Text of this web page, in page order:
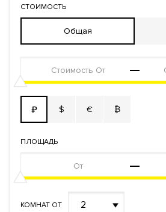
СТОИМОСТЬ
Общая
₽ $ € ₿
ПЛОЩАДЬ
КОМНАТ ОТ 2